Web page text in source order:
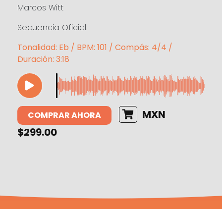
Marcos Witt
Secuencia Oficial.
Tonalidad: Eb / BPM: 101 / Compás: 4/4 /
Duración: 3:18
COMPRAR AHORA
MXN
$299.00